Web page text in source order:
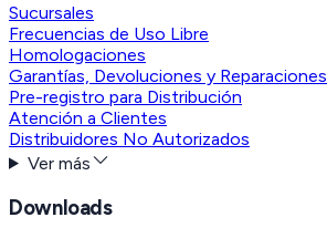
Sucursales
Frecuencias de Uso Libre
Homologaciones
Garantías, Devoluciones y Reparaciones
Pre-registro para Distribución
Atención a Clientes
Distribuidores No Autorizados
Ver más
Downloads